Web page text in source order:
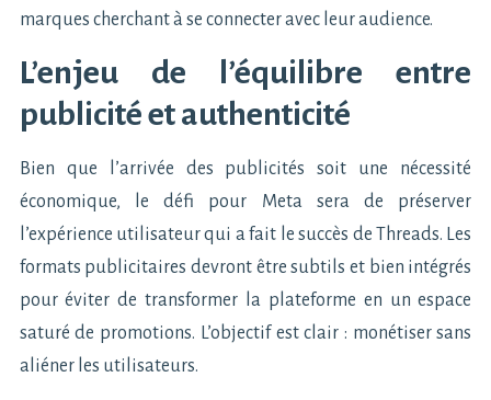
marques cherchant à se connecter avec leur audience.
L’enjeu de l’équilibre entre
publicité et authenticité
Bien que l’arrivée des publicités soit une nécessité
économique, le défi pour Meta sera de préserver
l’expérience utilisateur qui a fait le succès de Threads. Les
formats publicitaires devront être subtils et bien intégrés
pour éviter de transformer la plateforme en un espace
saturé de promotions. L’objectif est clair : monétiser sans
aliéner les utilisateurs.